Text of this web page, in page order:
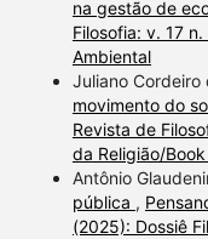
na gestão de
Filosofia: v. 17
Ambiental
Juliano Cordeiro
movimento do
Revista de
da Religião/
Antônio
pública ,
(2025): Dossiê